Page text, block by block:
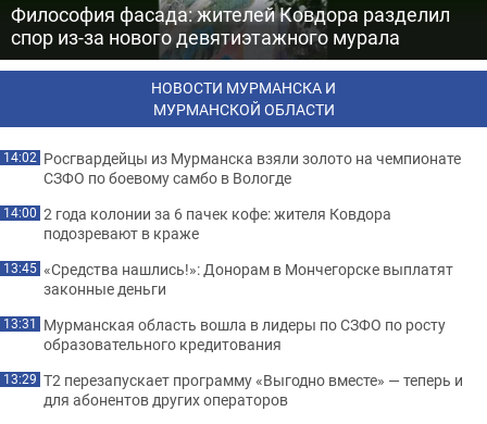
Философия фасада: жителей Ковдора разделил
спор из-за нового девятиэтажного мурала
НОВОСТИ МУРМАНСКА И
МУРМАНСКОЙ ОБЛАСТИ
14:02 Росгвардейцы из Мурманска взяли золото на чемпионате
СЗФО по боевому самбо в Вологде
14:00 2 года колонии за 6 пачек кофе: жителя Ковдора
подозревают в краже
13:45 «Средства нашлись!»: Донорам в Мончегорске выплатят
законные деньги
13:31 Мурманская область вошла в лидеры по СЗФО по росту
образовательного кредитования
13:29 Т2 перезапускает программу «Выгодно вместе» — теперь и
для абонентов других операторов